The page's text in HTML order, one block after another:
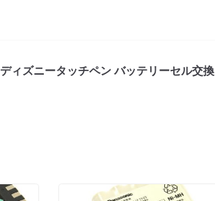
ディズニータッチペン バッテリーセル交換